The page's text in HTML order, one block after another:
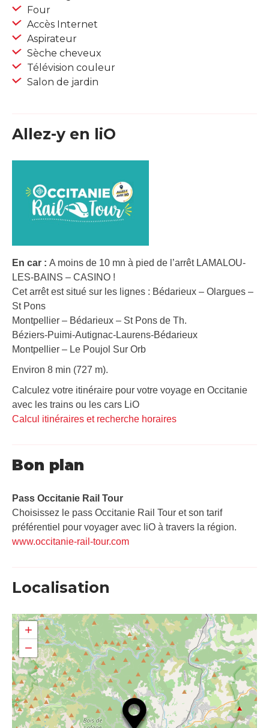
Four
Accès Internet
Aspirateur
Sèche cheveux
Télévision couleur
Salon de jardin
Allez-y en liO
En car : A moins de 10 mn à pied de l’arrêt LAMALOU-
LES-BAINS – CASINO !
Cet arrêt est situé sur les lignes : Bédarieux – Olargues –
St Pons
Montpellier – Bédarieux – St Pons de Th.
Béziers-Puimi-Autignac-Laurens-Bédarieux
Montpellier – Le Poujol Sur Orb
Environ 8 min (727 m).
Calculez votre itinéraire pour votre voyage en Occitanie
avec les trains ou les cars LiO
Calcul itinéraires et recherche horaires
Bon plan
Pass Occitanie Rail Tour​
Choisissez le pass Occitanie Rail Tour et son tarif
préférentiel pour voyager avec liO à travers la région.
www.occitanie-rail-tour.com
Localisation
+
−